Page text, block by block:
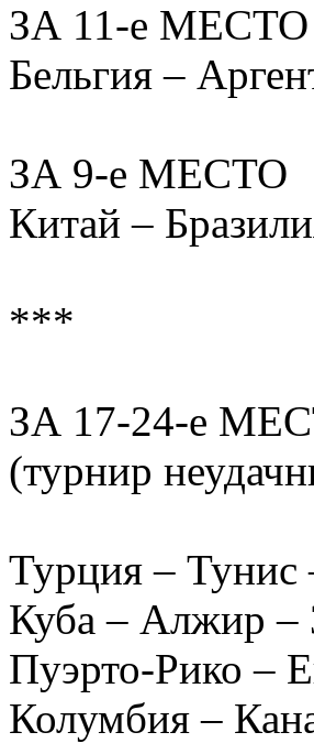
ЗА 11-е МЕСТО
Бельгия –
ЗА 9-е МЕСТО
Китай –
***
ЗА 17-24-е
(турнир
Турция – Тунис
Куба – Алжир –
Пуэрто-Рико –
Колумбия –